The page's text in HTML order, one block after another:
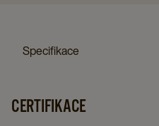
Specifikace
CERTIFIKACE